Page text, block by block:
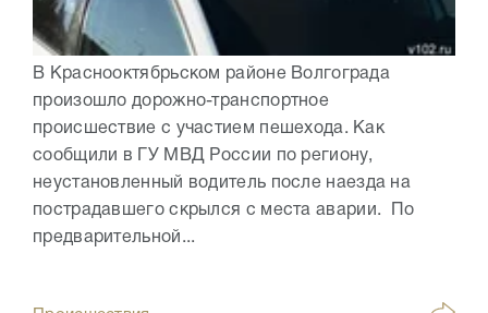
В Краснооктябрьском районе Волгограда
произошло дорожно-транспортное
происшествие с участием пешехода. Как
сообщили в ГУ МВД России по региону,
неустановленный водитель после наезда на
пострадавшего скрылся с места аварии. По
предварительной...